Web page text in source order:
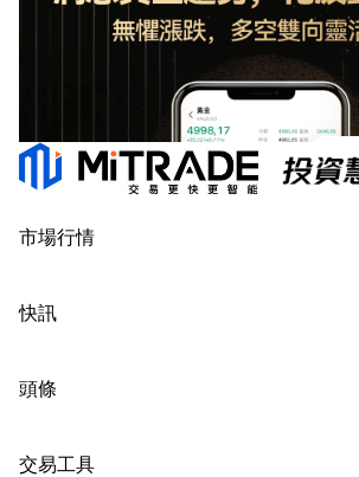
市場行情
快訊
頭條
交易工具